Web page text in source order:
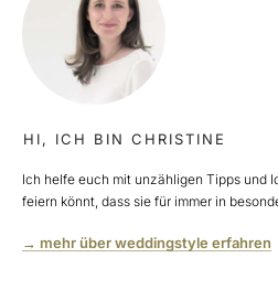
HI, ICH BIN CHRISTINE
Ich helfe euch mit unzähligen Tipps und
feiern könnt, dass sie für immer in
→ mehr über weddingstyle erfahren